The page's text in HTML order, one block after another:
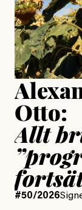
Jesper Lundby
Publicerad15
Uppdaterad15
Otto:
Allt
#50/2026